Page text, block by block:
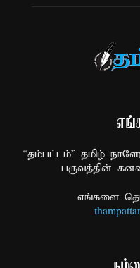
“தம்பட்டம்” தமிழ்
பருவத்தின்
எங்களை